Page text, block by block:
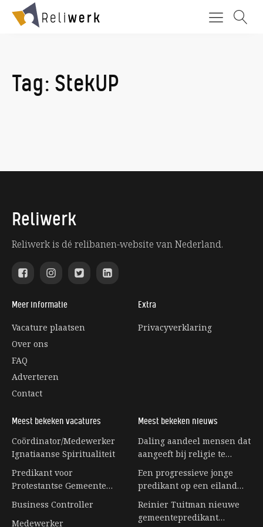
Tag: StekUP
Reliwerk
Reliwerk is dé relibanen-website van Nederland.
Meer informatie
Vacature plaatsen
Over ons
FAQ
Adverteren
Contact
Extra
Privacyverklaring
Meest bekeken vacatures
Coördinator/Medewerker
Ignatiaanse Spiritualiteit
Predikant voor
Protestantse Gemeente
Eerbeek
Business Controller
Medewerker
Meest bekeken nieuws
Daling aandeel mensen dat
aangeeft bij religie te
horen stagneert
Een progressieve jonge
predikant op een eiland
vol senioren
Reinier Tuitman nieuwe
gemeentepredikant